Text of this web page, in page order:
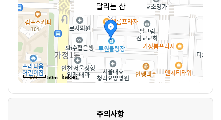
달리는 샵
50m
주의사항